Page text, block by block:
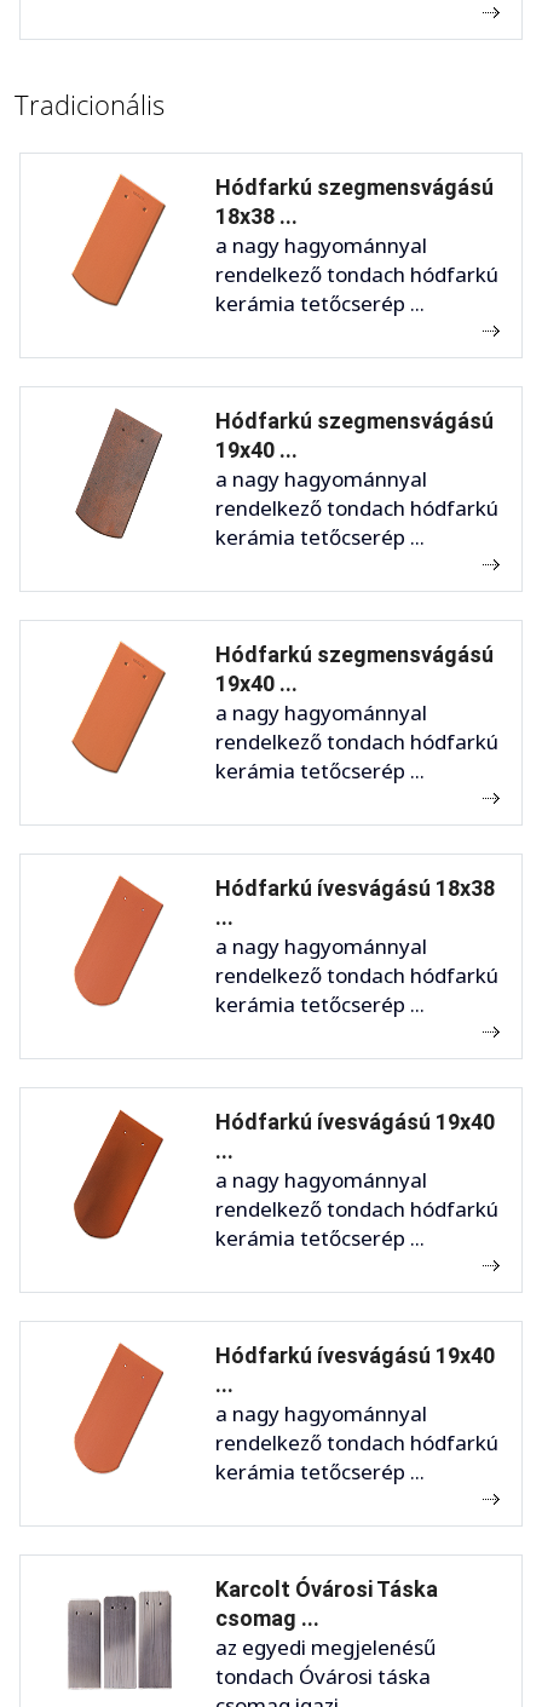
Tradicionális
Hódfarkú szegmensvágású
18x38 ...
a nagy hagyománnyal
rendelkező tondach hódfarkú
kerámia tetőcserép ...
Hódfarkú szegmensvágású
19x40 ...
a nagy hagyománnyal
rendelkező tondach hódfarkú
kerámia tetőcserép ...
Hódfarkú szegmensvágású
19x40 ...
a nagy hagyománnyal
rendelkező tondach hódfarkú
kerámia tetőcserép ...
Hódfarkú ívesvágású 18x38
...
a nagy hagyománnyal
rendelkező tondach hódfarkú
kerámia tetőcserép ...
Hódfarkú ívesvágású 19x40
...
a nagy hagyománnyal
rendelkező tondach hódfarkú
kerámia tetőcserép ...
Hódfarkú ívesvágású 19x40
...
a nagy hagyománnyal
rendelkező tondach hódfarkú
kerámia tetőcserép ...
Karcolt Óvárosi Táska
csomag ...
az egyedi megjelenésű
tondach Óvárosi táska